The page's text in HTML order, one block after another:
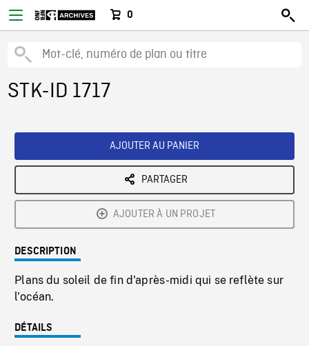
0
STK-ID 1717
AJOUTER AU PANIER
PARTAGER
AJOUTER À UN PROJET
DESCRIPTION
Plans du soleil de fin d'après-midi qui se reflète sur
l'océan.
DÉTAILS